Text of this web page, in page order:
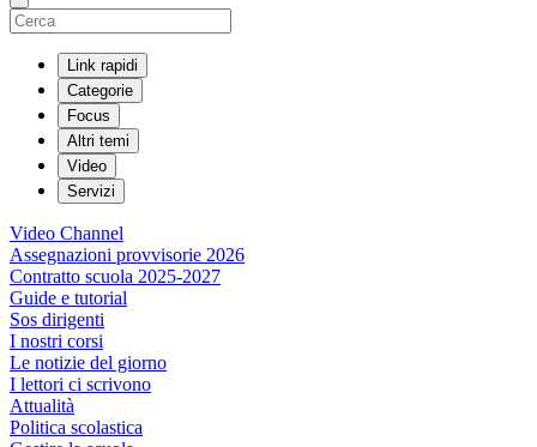
Link rapidi
Categorie
Focus
Altri temi
Video
Servizi
Video Channel
Assegnazioni provvisorie 2026
Contratto scuola 2025-2027
Guide e tutorial
Sos dirigenti
I nostri corsi
Le notizie del giorno
I lettori ci scrivono
Attualità
Politica scolastica